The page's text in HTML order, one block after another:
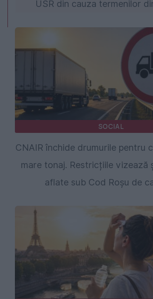
USR din cauza termenilor
SOCIAL
CNAIR închide drumurile pentru
mare tonaj. Restricțiile vizează
aflate sub Cod Roșu de